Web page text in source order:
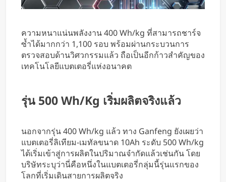
ความหนาแน่นพลังงาน 400 Wh/kg ที่สามารถชาร์จ
ซ้ำได้มากกว่า 1,100 รอบ พร้อมผ่านกระบวนการ
ตรวจสอบด้านวิศวกรรมแล้ว ถือเป็นอีกก้าวสำคัญของ
เทคโนโลยีแบตเตอรี่แห่งอนาคต
รุ่น 500 Wh/kg เริ่มผลิตจริงแล้ว
นอกจากรุ่น 400 Wh/kg แล้ว ทาง Ganfeng ยังเผยว่า
แบตเตอรี่ลิเทียม-เมทัลขนาด 10Ah ระดับ 500 Wh/kg
ได้เริ่มเข้าสู่การผลิตในปริมาณจำกัดแล้วเช่นกัน โดย
บริษัทระบุว่านี่คือหนึ่งในแบตเตอรี่กลุ่มนี้รุ่นแรกของ
โลกที่เริ่มเดินสายการผลิตจริง